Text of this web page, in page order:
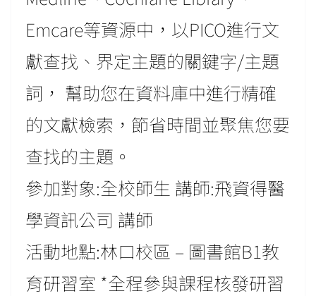
Emcare等資源中，以PICO進行文
獻查找、界定主題的關鍵字/主題
詞， 幫助您在資料庫中進行精確
的文獻檢索，節省時間並聚焦您要
查找的主題。
參加對象:全校師生 講師:飛資得醫
學資訊公司 講師
活動地點:林口校區 – 圖書館B1教
育研習室 *全程參與課程核發研習